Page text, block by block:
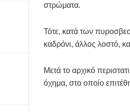
στρώματα.
Τότε, κατά των
καδρόνι, άλλος λοστό,
Μετά το αρχικό
όχημα, στο οποίο